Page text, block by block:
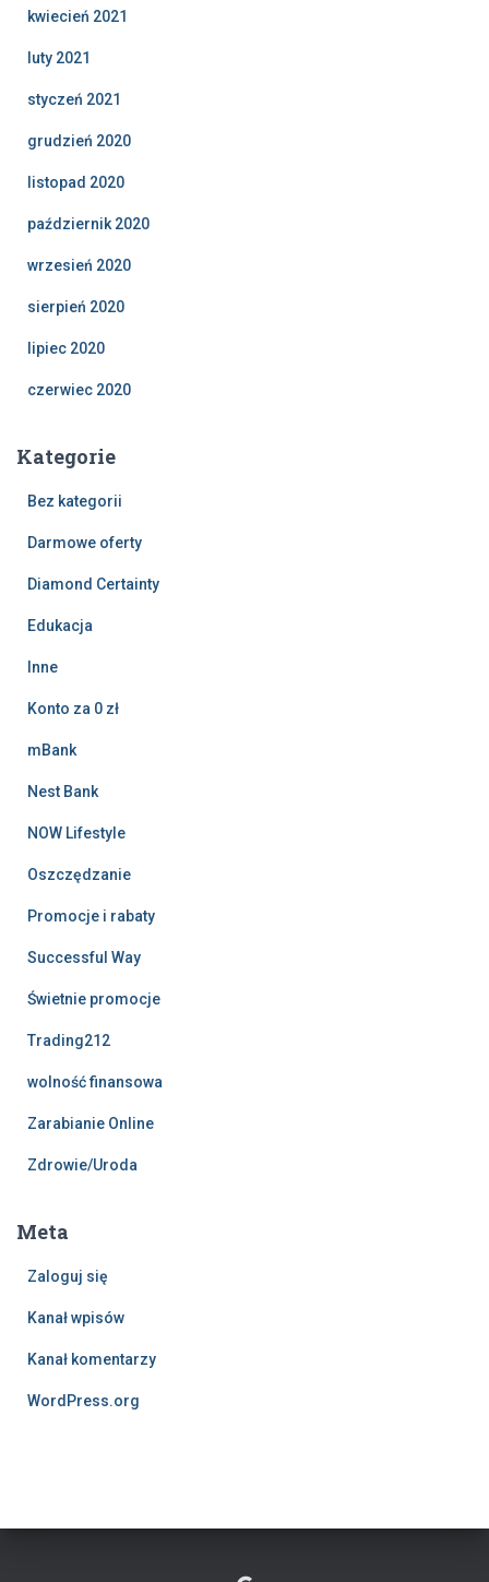
kwiecień 2021
luty 2021
styczeń 2021
grudzień 2020
listopad 2020
październik 2020
wrzesień 2020
sierpień 2020
lipiec 2020
czerwiec 2020
Kategorie
Bez kategorii
Darmowe oferty
Diamond Certainty
Edukacja
Inne
Konto za 0 zł
mBank
Nest Bank
NOW Lifestyle
Oszczędzanie
Promocje i rabaty
Successful Way
Świetnie promocje
Trading212
wolność finansowa
Zarabianie Online
Zdrowie/Uroda
Meta
Zaloguj się
Kanał wpisów
Kanał komentarzy
WordPress.org